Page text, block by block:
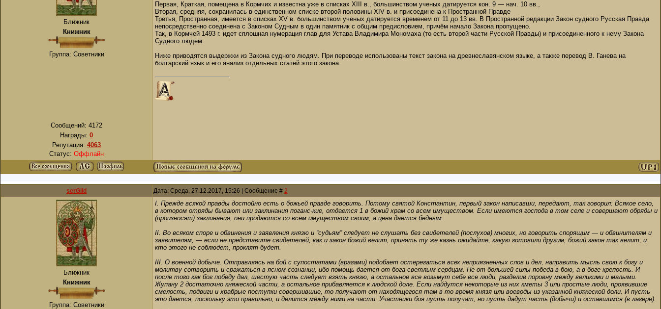
Ближник
Книжник
Группа: Советники
Сообщений: 4172
Награды: 0
Репутация: 4063
Статус: Оффлайн
Первая, Краткая, помещена в Кормчих и известна уже в списках XIII в., большинством ученых датируется кон. 9 — нач. 10 вв.,
Вторая, средняя, сохранилась в единственном списке второй половины XIV в. и присоединена к Пространной Правде
Третья, Пространная, имеется в списках XV в. большинством ученых датируется временем от 11 до 13 вв. В Пространной редакции Закон судного Русская Правда
непосредственно соединена с Законом Судным в один памятник с общим предисловием, причём начало Закона пропущено.
Так, в Кормчей 1493 г. идет сплошная нумерация глав для Устава Владимира Мономаха (то есть второй части Русской Правды) и присоединенного к нему Закона
Судного людем.
Ниже приводятся выдержки из Закона судного людям. При переводе использованы текст закона на древнеславянском языке, а также перевод В. Ганева на
болгарский язык и его анализ отдельных статей этого закона.
serGild Дата: Среда, 27.12.2017, 15:26 | Сообщение # 2
Ближник
Книжник
Группа: Советники
I. Прежде всякой правды достойно есть о божьей правде говорить. Потому святой Константин, первый закон написавши, передают, так говорил: Всякое село,
в котором отряды бывают или заклинания поганс-кие, отдается 1 в божий храм со всем имуществом. Если имеются господа в том селе и совершают обряды и
(произносят) заклинания, они продаются со всем имуществом своим, а цена дается бедным.
II. Во всяком споре и обвинения и заявления князю и “судьям” следует не слушать без свидетелей (послухов) многих, но говорить спорящим — и обвинителям и
заявителям, — если не представите свидетелей, как и закон божий велит, принять ту же казнь ожидайте, какую готовили другим; божий закон так велит, и
кто этого не соблюдет, проклят будет.
III. О военной добыче. Отправляясь на бой с супостатами (врагами) подобает остерегаться всех неприязненных слов и дел, направить мысль свою к богу и
молитву сотворить и сражаться в ясном сознании, ибо помощь дается от бога светлым сердцам. Не от большей силы победа в бою, а в боге крепость. И
после того как бог победу дал, шестую часть следует взять князю, а остальное все возьмут себе все люди, разделив поровну между великими и малыми.
Жупану 2 достаточно княжеской части, а остальное прибавляется к людской доле. Если найдутся некоторые из них кметы 3 или простые люди, проявившие
смелость, подвиги и храбрые поступки совершившие, то получают от находящегося там в то время князя или воеводы из указанной княжеской доли. И пусть
это дается, поскольку это правильно, и делится между ними на части. Участники боя пусть получат, но пусть дадут часть (добычи) и оставшимся (в лагере).